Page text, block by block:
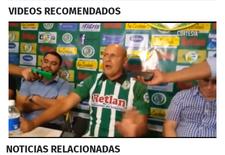
VIDEOS RECOMENDADOS
seconds
NOTICIAS RELACIONADAS